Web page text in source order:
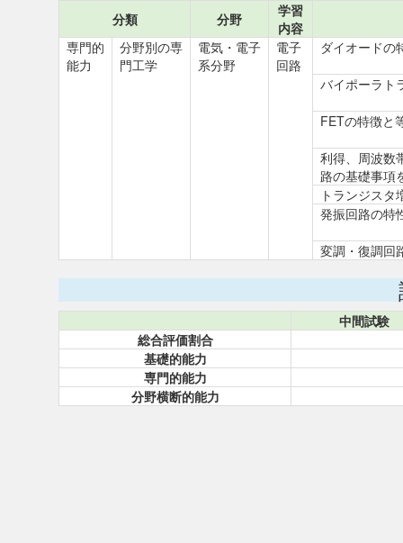
分類 分野
学習
内容
専門的
能力
分野別の専
門工学
電気・電子
系分野
電子
回路
ダイオードの
バイポーラト
FETの特徴と
利得、周波数
路の基礎事項
トランジス
発振回路の特
変調・復調回
中間試験
総合評価割合
基礎的能力
専門的能力
分野横断的能力